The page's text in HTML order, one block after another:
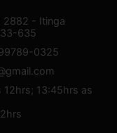
2882 - Itinga
635
0325
13:45hrs as